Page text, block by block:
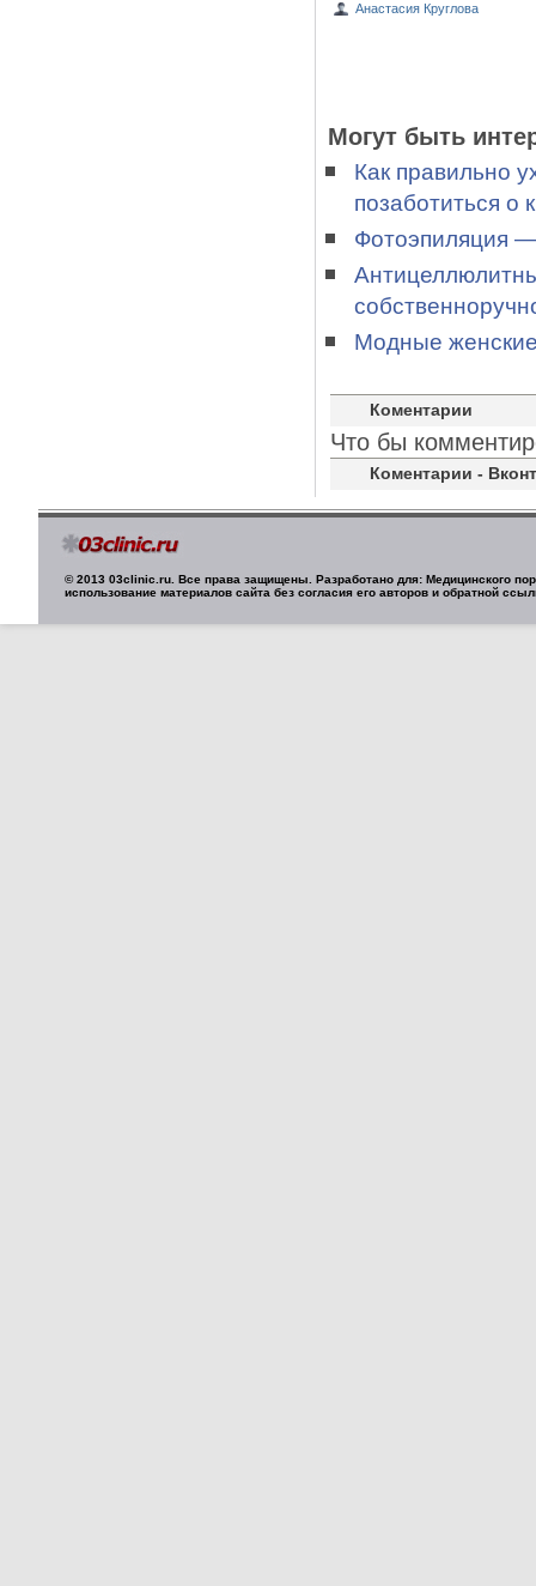
Анастасия Круглова
Могут быть
Как правильно
позаботиться о
Фотоэпиляция
Модные женские
Коментарии
Что бы
Коментарии -
© 2013 03clinic.ru. Все права защищены. Разработано для: Медицинского
использование материалов сайта без согласия его авторов и обратной